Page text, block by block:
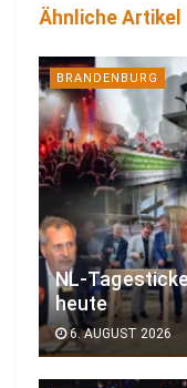
Ähnliche Artikel
BRANDENBURG
NL-
heute
6. AUGUST 2026